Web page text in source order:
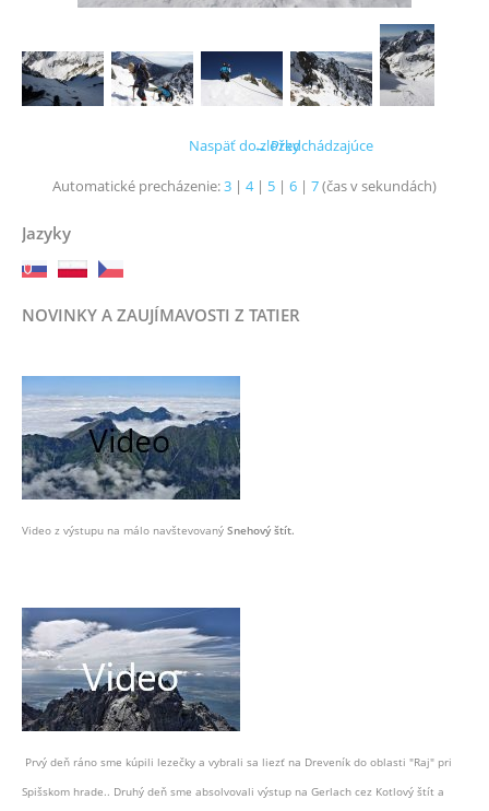
← Predchádzajúce
Naspäť do zložky
Automatické precházenie:3 | 4| 5 | 6 | 7(čas v sekundách)
Jazyky
NOVINKY A ZAUJÍMAVOSTI Z TATIER
Video z výstupu na málo navštevovaný Snehový štít.
Prvý deň ráno sme kúpili lezečky a vybrali sa liezť na Dreveník do oblasti "Raj" pri
Spišskom hrade.. Druhý deň sme absolvovali výstup na Gerlach cez Kotlový štít a